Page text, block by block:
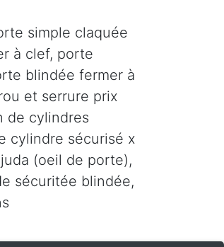
simple claquée
à clef, porte
blindée fermer à
et serrure prix
de cylindres
cylindre sécurisé x
(oeil de porte),
sécuritée blindée,